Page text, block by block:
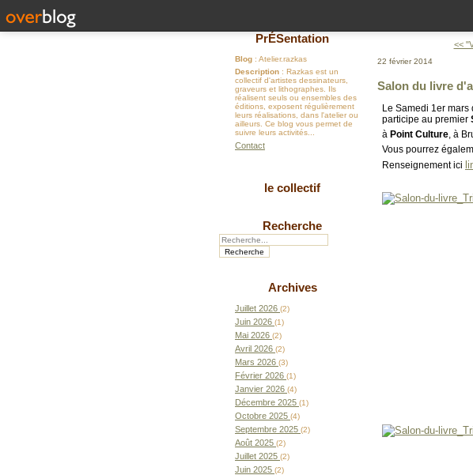
PrÉSentation
Blog : Atelier.razkas
Description : Razkas est un
collectif d'artistes dessinateurs,
graveurs et lithographes. Ils
réalisent seuls ou ensembles des
éditions, exposent régulièrement
leurs réalisations, dans l'atelier ou
ailleurs. Ce blog vous permet de
suivre leurs activités...
Contact
le collectif
Recherche
Archives
Juillet 2026 (2)
Juin 2026 (1)
Mai 2026 (2)
Avril 2026 (2)
Mars 2026 (3)
Février 2026 (1)
Janvier 2026 (4)
Décembre 2025 (1)
Octobre 2025 (4)
Septembre 2025 (2)
Août 2025 (2)
Juillet 2025 (2)
Juin 2025 (2)
<<
22 février 2014
Salon du livre
Le Samedi 1er mars
participe au premier
à Point Culture, à
Vous pourrez
Renseignement ici